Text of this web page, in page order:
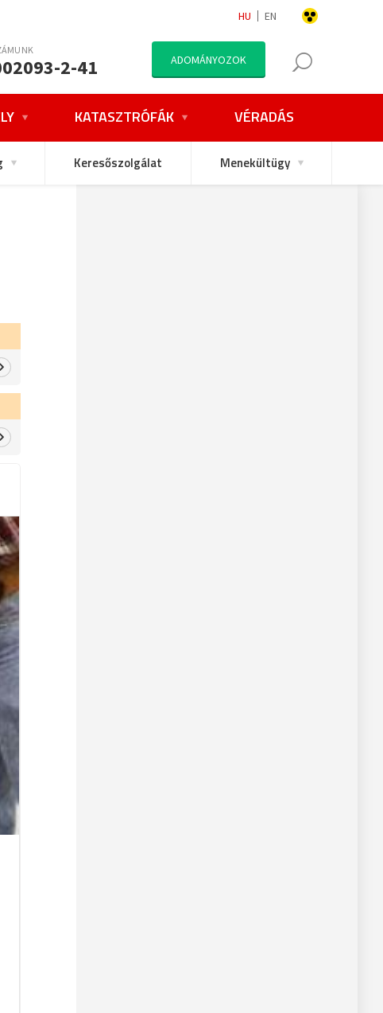
HU EN
2-41 ADOMÁNYOZOK
KATASZTRÓFÁK VÉRADÁS
Keresőszolgálat Menekültügy